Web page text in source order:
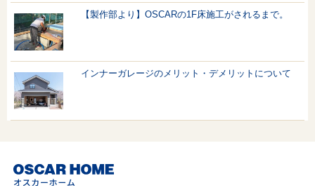
【製作部より】OSCARの1F床施工がされるまで。
インナーガレージのメリット・デメリットについて